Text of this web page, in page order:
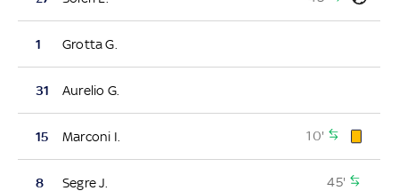
1 Grotta G.
31 Aurelio G.
15 Marconi I. 10'
8 Segre J. 45'